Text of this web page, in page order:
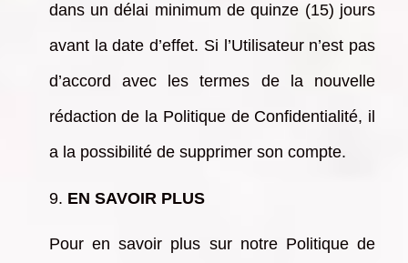
dans un délai minimum de quinze (15) jours
avant la date d’effet. Si l’Utilisateur n’est pas
d’accord avec les termes de la nouvelle
rédaction de la Politique de Confidentialité, il
a la possibilité de supprimer son compte.
EN SAVOIR PLUS
Pour en savoir plus sur notre Politique de